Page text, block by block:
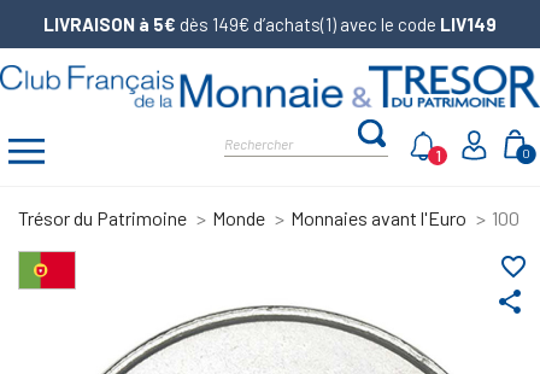
LIVRAISON à 5€ dès 149€ d’achats(1) avec le code LIV149
0
1
Trésor du Patrimoine Monde Monnaies avant l'Euro 100
share
favorite_border